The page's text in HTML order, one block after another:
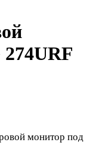
монитор под